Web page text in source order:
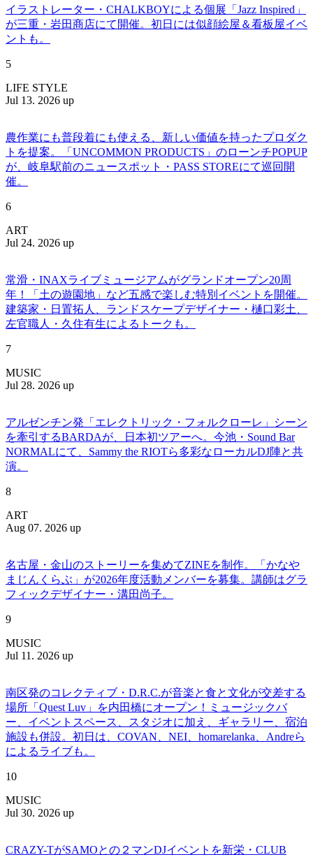
イラストレーター・CHALKBOYによる個展「Jazz Inspired」
が三重・岩田商店にて開催。初日には似顔絵屋＆看板屋イベ
ントも。
5
LIFE STYLE
Jul 13. 2026 up
農作業にも普段着にも使える、新しい価値を持ったプロダク
トを提案。「UNCOMMON PRODUCTS」のローンチPOPUP
が、岐阜駅前のニュースポット・PASS STOREにて巡回開
催。
6
ART
Jul 24. 2026 up
常滑・INAXライブミュージアムがグランドオープン20周
年！「土の遊園地」など五感で楽しむ特別イベントを開催。
建築家・日置拓人、ランドスケープデザイナー・樋口彩土、
左官職人・久住有生によるトークも。
7
MUSIC
Jul 28. 2026 up
アルゼンチン発「エレクトリック・フォルクローレ」シーン
を牽引するBARDAが、日本初ツアーへ。今池・Sound Bar
NORMALにて、Sammy the RIOTら多彩なローカルDJ陣と共
演。
8
ART
Aug 07. 2026 up
名古屋・金山のストーリーを集めてZINEを制作。「かなや
まじんくらぶ」が2026年度活動メンバーを募集。講師はグラ
フィックデザイナー・溝田尚子。
9
MUSIC
Jul 11. 2026 up
南区発のコレクティブ・D.R.C.が⾳楽と⾷と⽂化が交差する
場所「Quest Luv」を内田橋にオープン！ミュージックバ
ー、イベントスペース、スタジオに加え、ギャラリー、宿泊
施設も併設。初日は、COVAN、NEI、homarelanka、Andreら
によるライブも。
10
MUSIC
Jul 30. 2026 up
CRAZY-TがSAMOとの２マンDJイベントを新栄・CLUB